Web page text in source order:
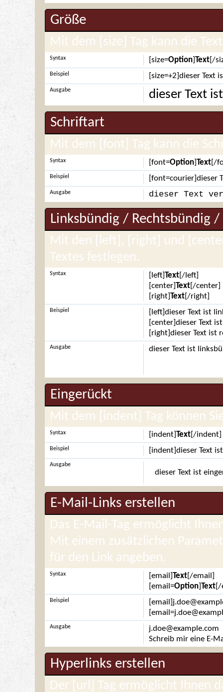
Größe
Mit dem [size] Tag kann die
[size=Option]Text[/
Syntax
[size=+2]dieser Text
Beispiel
dieser Text
Ausgabe
Schriftart
Mit dem [font] Tag kann die
[font=Option]Text[/
Syntax
[font=courier]dieser
Beispiel
dieser Text
Ausgabe
Linksbündig / Rechtsbündig
Mit den [left], [right] und
Textes festlegen.
[left]Text[/left]
[center]Text[/center]
[right]Text[/right]
Syntax
[left]dieser Text ist
[center]dieser Text
[right]dieser Text ist
Beispiel
dieser Text ist
Ausgabe
Eingerückt
Mit dem [indent] Tag können
[indent]Text[/indent]
Syntax
[indent]dieser Text
Beispiel
dieser Text ist
Ausgabe
E-Mail-Links erstellen
Das E-Mail-Tag ermöglicht
Mit einem zusätzlichen
für den Link angeben.
[email]Text[/email]
[email=Option]Text[/
Syntax
Beispiel
j.doe@example.com
Schreib mir eine E-
Ausgabe
Hyperlinks erstellen
Der [url] Tag ermöglicht Ihnen